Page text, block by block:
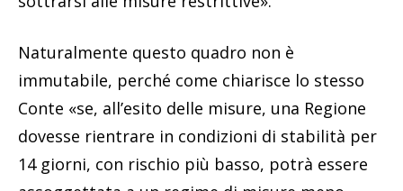
Naturalmente questo quadro non è
immutabile, perché come chiarisce lo stesso
Conte «se, all’esito delle misure, una Regione
dovesse rientrare in condizioni di stabilità per
14 giorni, con rischio più basso, potrà essere